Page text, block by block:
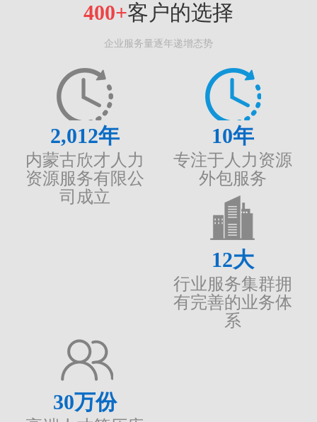
400+客户的选择
企业服务量逐年递增态势
2,012年
内蒙古欣才人力
资源服务有限公
司成立
10年
专注于人力资源
外包服务
12大
行业服务集群拥
有完善的业务体
系
30万份